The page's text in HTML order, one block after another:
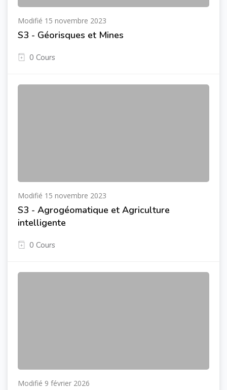
Modifié 15 novembre 2023
S3 - Géorisques et Mines
0 Cours
Modifié 15 novembre 2023
S3 - Agrogéomatique et Agriculture
intelligente
0 Cours
Modifié 9 février 2026